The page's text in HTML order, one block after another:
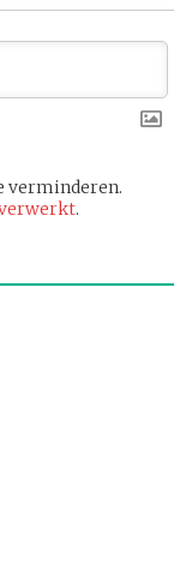
verminderen.
.